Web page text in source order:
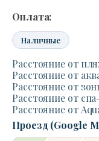
Оплата:
Наличные
Расстояние от
Расстояние от
Расстояние от
Расстояние от
Расстояние от
Проезд (Google